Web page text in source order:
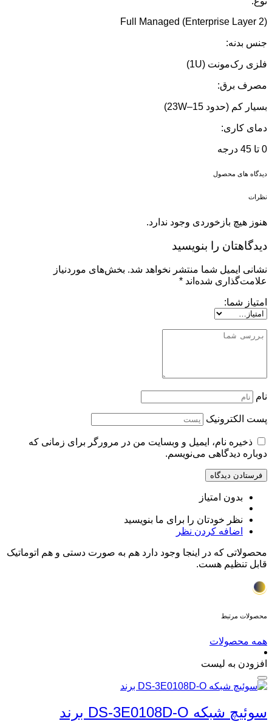
Full Managed (Enterprise Layer 2)
جنس بدنه:
فلزی رک‌مونت (1U)
مصرف برق:
بسیار کم (حدود 15–23W)
دمای کاری:
0 تا 45 درجه
دیدگاه های محصول
نظرات
هنوز هیچ بازخوردی وجود ندارد.
دیدگاهتان را بنویسید
نشانی ایمیل شما منتشر نخواهد شد. بخش‌های موردنیاز
علامت‌گذاری شده‌اند *
امتیاز شما:
نام
پست الکترونیک
ذخیره نام، ایمیل و وبسایت من در مرورگر برای زمانی که
دوباره دیدگاهی می‌نویسم.
بدون امتیاز
نظر خودتان را برای ما بنویسید
اضافه کردن نظر
محصولاتی که در اینجا وجود دارد هم به صورت دستی و هم اتوماتیک
قابل تنظیم هست.
محصولات مرتبط
همه محصولات
افزودن به لیست
سوئیچ شبکه DS-3E0108D-O برند